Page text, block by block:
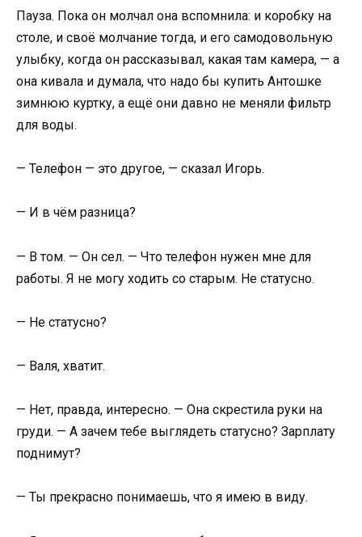
Пауза. Пока он молчал она вспомнила: и коробку на
столе, и своё молчание тогда, и его самодовольную
улыбку, когда он рассказывал, какая там камера, — а
она кивала и думала, что надо бы купить Антошке
зимнюю куртку, а ещё они давно не меняли фильтр
для воды.
— Телефон — это другое, — сказал Игорь.
— И в чём разница?
— В том. — Он сел. — Что телефон нужен мне для
работы. Я не могу ходить со старым. Не статусно.
— Не статусно?
— Валя, хватит.
— Нет, правда, интересно. — Она скрестила руки на
груди. — А зачем тебе выглядеть статусно? Зарплату
поднимут?
— Ты прекрасно понимаешь, что я имею в виду.